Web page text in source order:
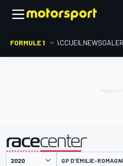
FORMULE 1 ACCUEIL NEWS
présenté par GP D'ÉMILIE-